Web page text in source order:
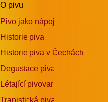
O pivu
Pivo jako nápoj
Historie piva
Historie piva v Čechách
Degustace piva
Létající pivovar
Trapistická piva